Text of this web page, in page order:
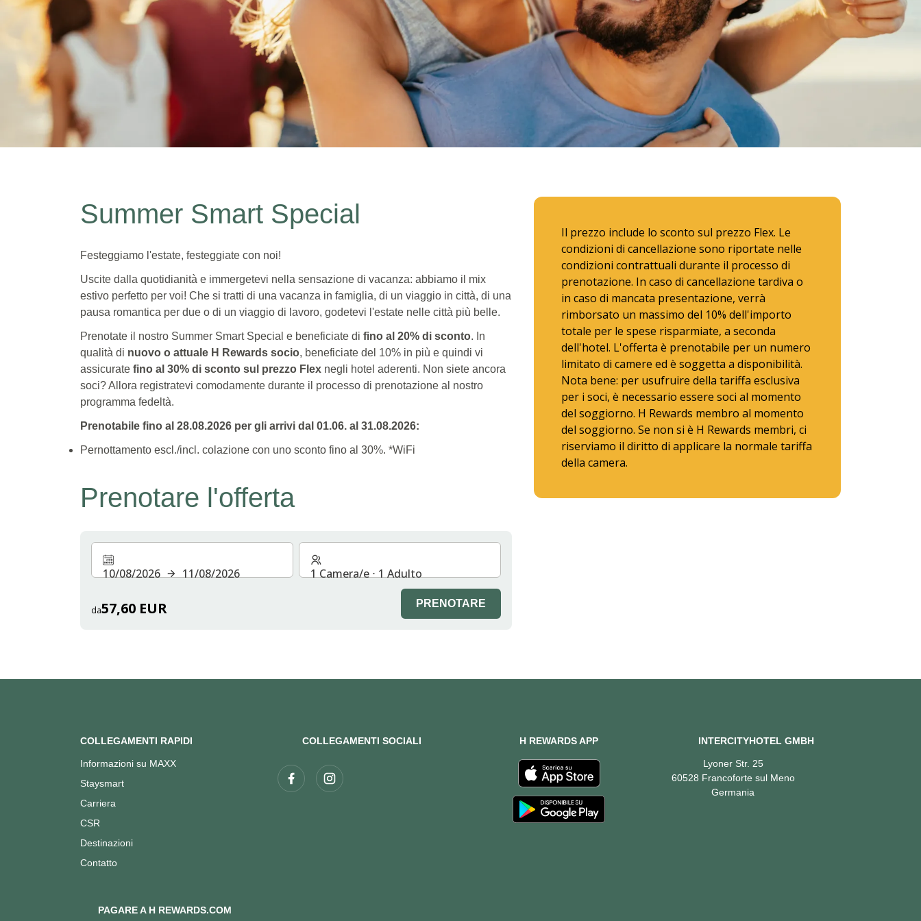
Diventa socio e risparmia fino al 30% di sconto
Summer Smart Special
Festeggiamo l'estate, festeggiate con noi!
Uscite dalla quotidianità e immergetevi nella sensazione di vacanza: abbiamo il mix
estivo perfetto per voi! Che si tratti di una vacanza in famiglia, di un viaggio in città, di una
pausa romantica per due o di un viaggio di lavoro, godetevi l'estate nelle città più belle.
Prenotate il nostro Summer Smart Special e beneficiate di fino al 20% di sconto. In
qualità di nuovo o attuale H Rewards socio, beneficiate del 10% in più e quindi vi
assicurate fino al 30% di sconto sul prezzo Flex negli hotel aderenti. Non siete ancora
soci? Allora registratevi comodamente durante il processo di prenotazione al nostro
programma fedeltà.
Prenotabile fino al 28.08.2026 per gli arrivi dal 01.06. al 31.08.2026:
Pernottamento escl./incl. colazione con uno sconto fino al 30%. *WiFi
Prenotare l'offerta
10/08/2026 11/08/2026
da57,60 EUR
1 Camera/e ⋅ 1 Adulto
PRENOTARE
Il prezzo include lo sconto sul prezzo Flex. Le
condizioni di cancellazione sono riportate nelle
condizioni contrattuali durante il processo di
prenotazione. In caso di cancellazione tardiva o
in caso di mancata presentazione, verrà
rimborsato un massimo del 10% dell'importo
totale per le spese risparmiate, a seconda
dell'hotel. L'offerta è prenotabile per un numero
limitato di camere ed è soggetta a disponibilità.
Nota bene: per usufruire della tariffa esclusiva
per i soci, è necessario essere soci al momento
del soggiorno. H Rewards membro al momento
del soggiorno. Se non si è H Rewards membri, ci
riserviamo il diritto di applicare la normale tariffa
della camera.
COLLEGAMENTI RAPIDI
Informazioni su MAXX
Staysmart
Carriera
CSR
Destinazioni
Contatto
COLLEGAMENTI SOCIALI H REWARDS APP INTERCITYHOTEL GMBH
Lyoner Str. 25
60528 Francoforte sul Meno
Germania
PAGARE A H REWARDS.COM